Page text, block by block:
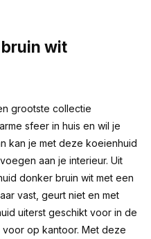
wit
grootste collectie
sfeer in huis en wil je
kan je met deze koeienhuid
aan je interieur. Uit
donker bruin wit met een
vast, geurt niet en met
uiterst geschikt voor in de
op kantoor. Met deze